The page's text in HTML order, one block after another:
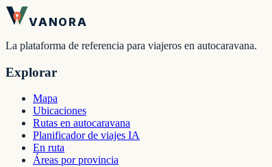
VANORA
La plataforma de referencia para viajeros en autocaravana.
Explorar
Mapa
Ubicaciones
Rutas en autocaravana
Planificador de viajes IA
En ruta
Áreas por provincia